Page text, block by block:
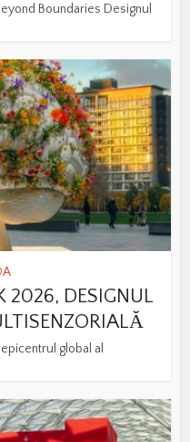
Boundaries Designul
2026, DESIGNUL
global al